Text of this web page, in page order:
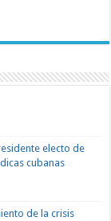
electo de
cubanas
de la crisis